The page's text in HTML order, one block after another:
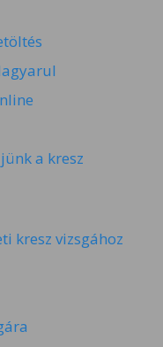
a kresz
kresz vizsgához